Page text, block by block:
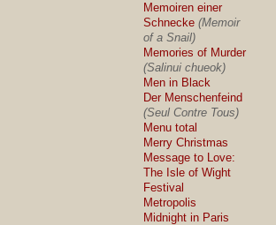
Memoiren einer
Schnecke (Memoir
of a Snail)
Memories of Murder
(Salinui chueok)
Men in Black
Der Menschenfeind
(Seul Contre Tous)
Menu total
Merry Christmas
Message to Love:
The Isle of Wight
Festival
Metropolis
Midnight in Paris